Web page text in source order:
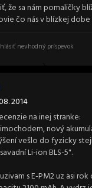
že sa nám pomaličky
čo nás v blízkej dobe
nevhodný príspevok
2014
na inej stranke:
nový
vešlo do fyzicky
Li-ion BLS-5".
s E-PM2 uz asi